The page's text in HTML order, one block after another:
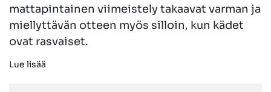
mattapintainen viimeistely takaavat varman ja
miellyttävän otteen myös silloin, kun kädet
ovat rasvaiset.
Lue lisää